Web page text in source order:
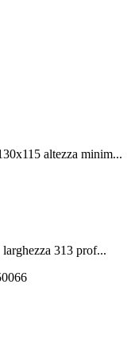
altezza minim...
313 prof...